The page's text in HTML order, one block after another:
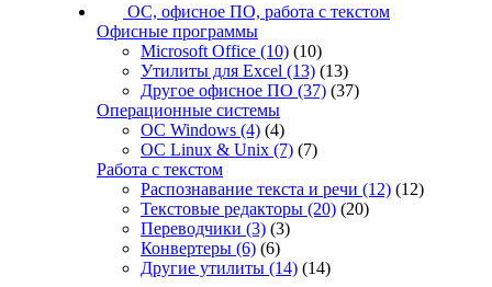
ОС, офисное ПО, работа с текстом
Офисные программы
Microsoft Office (10) (10)
Утилиты для Excel (13) (13)
Другое офисное ПО (37) (37)
Операционные системы
ОС Windows (4) (4)
ОС Linux & Unix (7) (7)
Работа с текстом
Распознавание текста и речи (12) (12)
Текстовые редакторы (20) (20)
Переводчики (3) (3)
Конвертеры (6) (6)
Другие утилиты (14) (14)